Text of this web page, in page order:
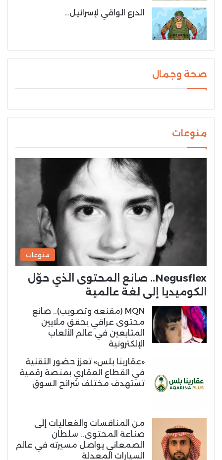
الدرع الواقي لإسرائيل…
صحة وجمال
منوعات
منوعات
Negusflex.. صانع المحتوى الذي حوّل
الكوميديا إلى لغة عالمية
MQN (مقنعه وتصويب).. صانع
محتوى عراقي يحقق ملايين
المتابعين في عالم الألعاب
الإلكترونية
«عقارينا بلس» تعزز حضور التقنية
في القطاع العقاري بمنصة رقمية
تستهدف مختلف شرائح السوق
من المنافسات والفعاليات إلى
صناعة المحتوى.. سلطان
الصمعاني يواصل مسيرته في عالم
السيارات المعدلة